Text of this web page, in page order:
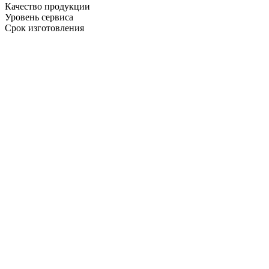
Качество продукции
Уровень сервиса
Срок изготовления